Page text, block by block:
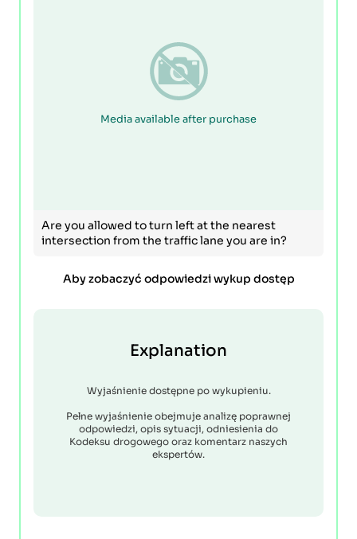
Media available after purchase
Are you allowed to turn left at the nearest
intersection from the traffic lane you are in?
Aby zobaczyć odpowiedzi wykup dostęp
Explanation
Wyjaśnienie dostępne po wykupieniu.
Pełne wyjaśnienie obejmuje analizę poprawnej
odpowiedzi, opis sytuacji, odniesienia do
Kodeksu drogowego oraz komentarz naszych
ekspertów.